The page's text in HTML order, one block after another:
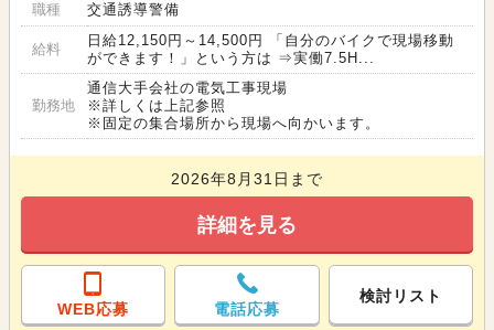
職種 交通誘導警備
給料
日給12,150円～14,500円 「自分のバイクで現場移動
ができます！」という方は ⇒実働7.5H...
勤務地
通信大手会社の電気工事現場
※詳しくは上記参照
※固定の集合場所から現場へ向かいます。
2026年8月31日まで
詳細を見る
WEB応募 電話応募
検討リスト